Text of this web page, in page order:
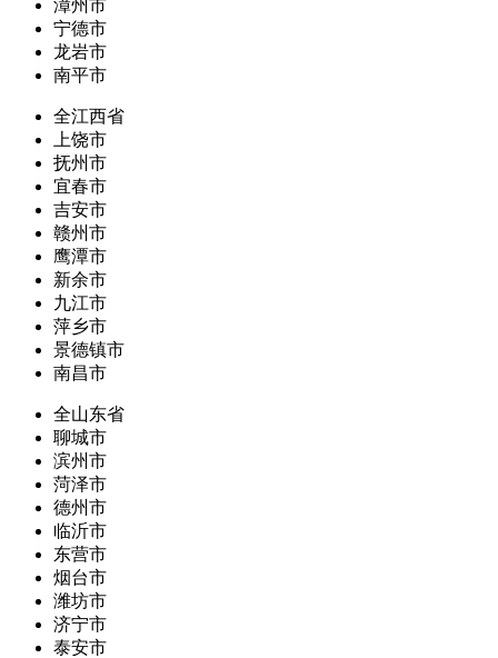
漳州市
宁德市
龙岩市
南平市
全江西省
上饶市
抚州市
宜春市
吉安市
赣州市
鹰潭市
新余市
九江市
萍乡市
景德镇市
南昌市
全山东省
聊城市
滨州市
菏泽市
德州市
临沂市
东营市
烟台市
潍坊市
济宁市
泰安市